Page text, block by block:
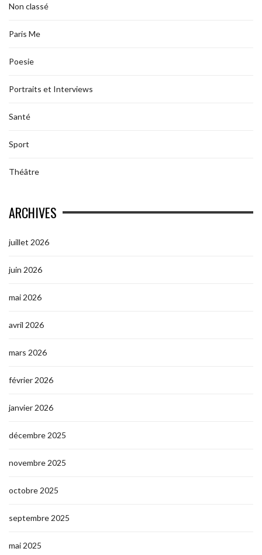
Non classé
Paris Me
Poesie
Portraits et Interviews
Santé
Sport
Théâtre
ARCHIVES
juillet 2026
juin 2026
mai 2026
avril 2026
mars 2026
février 2026
janvier 2026
décembre 2025
novembre 2025
octobre 2025
septembre 2025
mai 2025